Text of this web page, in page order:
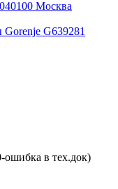
Gorenje G639281
ошибка в тех.док)